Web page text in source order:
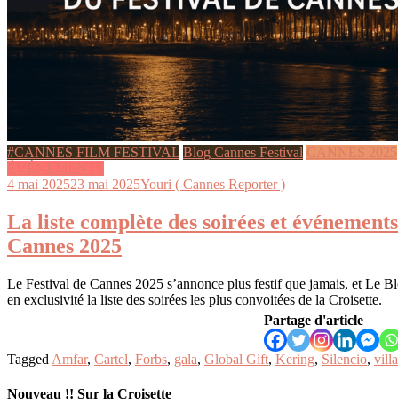
#CANNES FILM FESTIVAL Blog Cannes Festival CANNES 2025
ÉVÉNEMENTS
4 mai 202523 mai 2025Youri ( Cannes Reporter )
La liste complète des soirées et
Cannes 2025
Le Festival de Cannes 2025 s’annonce plus festif que jamais, et Le
en exclusivité la liste des soirées les plus convoitées de la Croisette.
Partage d'article
Tagged Amfar, Cartel, Forbs, gala, Global Gift, Kering, Silencio, villa
Nouveau !! Sur la Croisette